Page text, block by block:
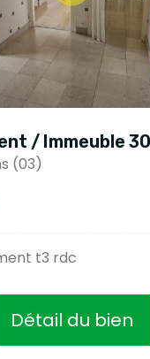
/ Immeuble
(03)
t3 rdc
Détail du bien